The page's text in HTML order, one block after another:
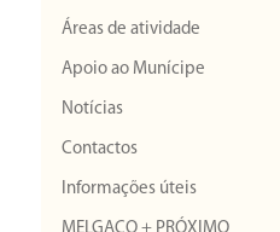
Áreas de atividade
Apoio ao Munícipe
Notícias
Contactos
Informações úteis